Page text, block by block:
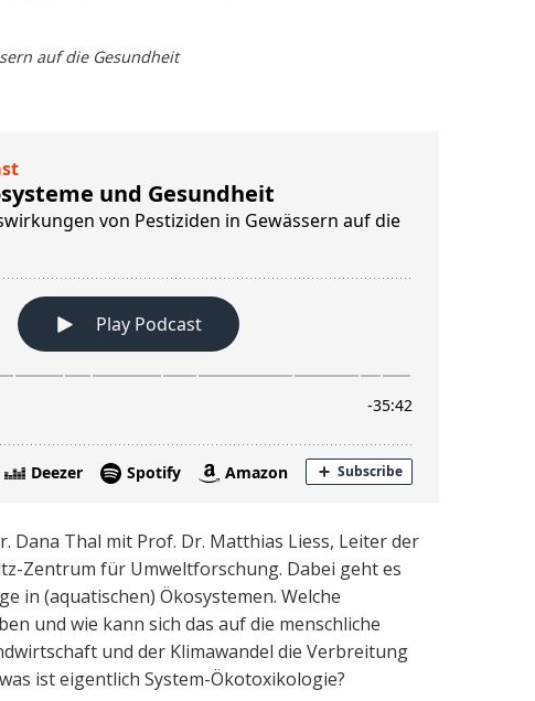
auf die Gesundheit
Dana Thal mit Prof. Dr. Matthias Liess, Leiter der
Zentrum für Umweltforschung. Dabei geht es
in (aquatischen) Ökosystemen. Welche
und wie kann sich das auf die menschliche
und der Klimawandel die Verbreitung
ist eigentlich System-Ökotoxikologie?